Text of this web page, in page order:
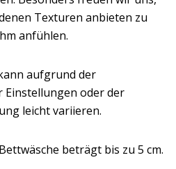
Texturen anbieten zu
anfühlen.
aufgrund der
Einstellungen oder der
leicht variieren.
beträgt bis zu 5 cm.